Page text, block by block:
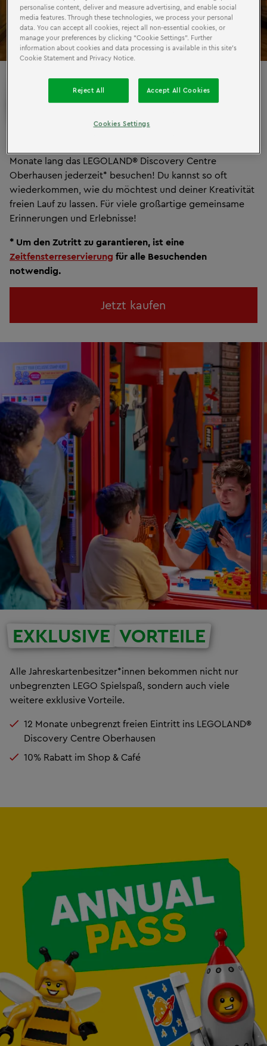
UNBEGRENZTER LEGO®
SPIELSPASS
Monate lang das LEGOLAND® Discovery Centre
Oberhausen jederzeit* besuchen! Du kannst so oft
wiederkommen, wie du möchtest und deiner Kreativität
freien Lauf zu lassen. Für viele großartige gemeinsame
Erinnerungen und Erlebnisse!
* Um den Zutritt zu garantieren, ist eine
Zeitfensterreservierung für alle Besuchenden
notwendig.
Jetzt kaufen
EXKLUSIVE VORTEILE
Alle Jahreskartenbesitzer*innen bekommen nicht nur
unbegrenzten LEGO Spielspaß, sondern auch viele
weitere exklusive Vorteile.
12 Monate unbegrenzt freien Eintritt ins LEGOLAND®
Discovery Centre Oberhausen
10% Rabatt im Shop & Café
personalise content, deliver and measure advertising, and enable social
media features. Through these technologies, we process your personal
data. You can accept all cookies, reject all non-essential cookies, or
manage your preferences by clicking “Cookie Settings”. Further
information about cookies and data processing is available in this site’s
Cookie Statement and Privacy Notice.
Reject All Accept All Cookies
Cookies Settings